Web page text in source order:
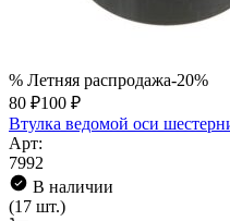
% Летняя распродажа-20%
80 ₽100 ₽
Втулка ведомой оси
Арт:
7992
В наличии
(17 шт.)